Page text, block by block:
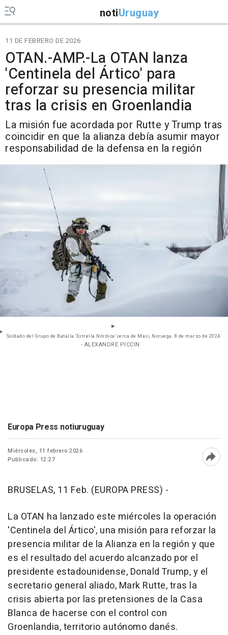
notiUruguay
11 DE FEBRERO DE 2026
OTAN.-AMP.-La OTAN lanza
'Centinela del Ártico' para
reforzar su presencia militar
tras la crisis en Groenlandia
La misión fue acordada por Rutte y Trump tras
coincidir en que la alianza debía asumir mayor
responsabilidad de la defensa en la región
Soldado del Grupo de Batalla 'Estrella Nórdica' cerca de Masi, Noruega. 8 de marzo de 2024.
- ALEXANDRE PICCIN
Europa Press notiuruguay
Miércoles, 11 febrero 2026
Publicado: 12:27
BRUSELAS, 11 Feb. (EUROPA PRESS) -
La OTAN ha lanzado este miércoles la operación
'Centinela del Ártico', una misión para reforzar la
presencia militar de la Alianza en la región y que
es el resultado del acuerdo alcanzado por el
presidente estadounidense, Donald Trump, y el
secretario general aliado, Mark Rutte, tras la
crisis abierta por las pretensiones de la Casa
Blanca de hacerse con el control con
Groenlandia, territorio autónomo danés.